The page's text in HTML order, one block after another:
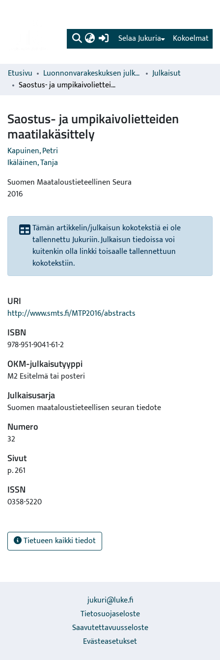
(current) Kokoelmat
Selaa Jukuria
Etusivu Luonnonvarakeskuksen julkaisut
Julkaisut
Saostus- ja umpikaivolietteiden maatilakäsittely
Saostus- ja umpikaivolietteiden
maatilakäsittely
Kapuinen, Petri
Ikäläinen, Tanja
Suomen Maataloustieteellinen Seura
2016
Tämän artikkelin/julkaisun kokotekstiä ei ole
tallennettu Jukuriin. Julkaisun tiedoissa voi
kuitenkin olla linkki toisaalle tallennettuun
kokotekstiin.
URI
http://www.smts.fi/MTP2016/abstracts
ISBN
978-951-9041-61-2
OKM-julkaisutyyppi
M2 Esitelmä tai posteri
Julkaisusarja
Suomen maataloustieteellisen seuran tiedote
Numero
32
Sivut
p. 261
ISSN
0358-5220
Tietueen kaikki tiedot
jukuri@luke.fi
Tietosuojaseloste
Saavutettavuusseloste
Evästeasetukset